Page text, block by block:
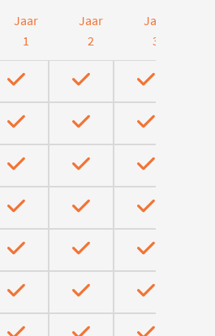
Jaar
1
Jaar
2
Jaar
3